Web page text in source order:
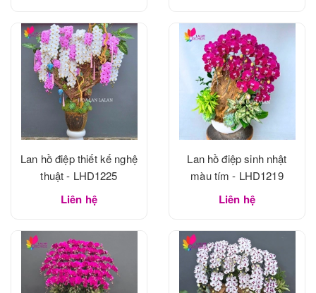
Lan hồ điệp thiết kế nghệ
thuật - LHD1225
Liên hệ
Lan hồ điệp sinh nhật
màu tím - LHD1219
Liên hệ